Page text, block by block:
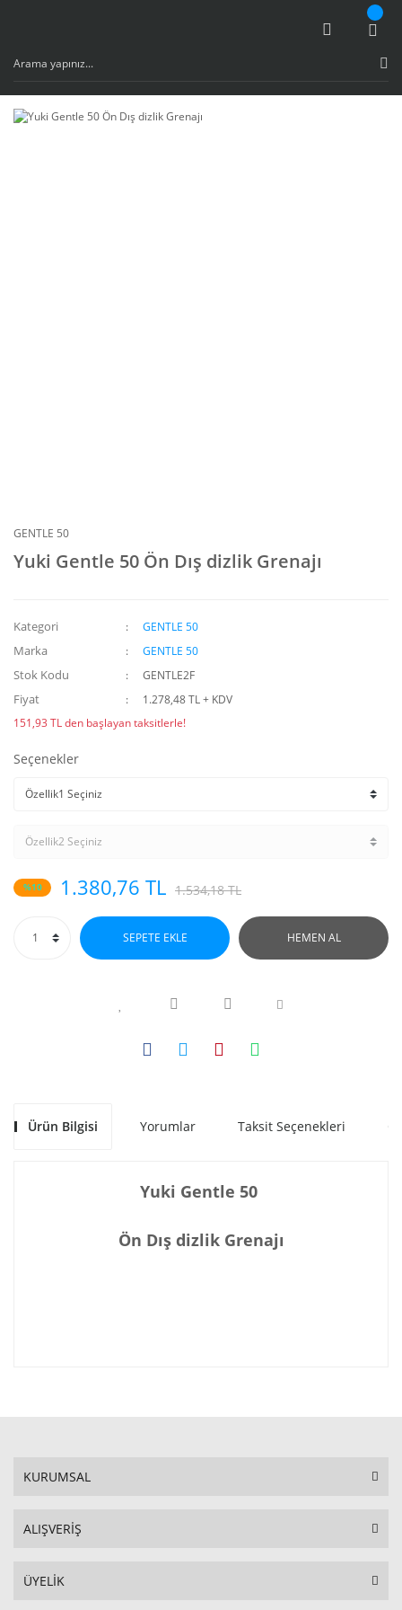
GENTLE 50
Yuki Gentle 50 Ön Dış dizlik Grenajı
Kategori GENTLE 50
Marka GENTLE 50
Stok Kodu GENTLE2F
Fiyat
1.278,48 TL + KDV
151,93 TL den başlayan taksitlerle!
Seçenekler
%10 1.380,76 TL 1.534,18 TL
SEPETE EKLE HEMEN AL
Ürün Bilgisi Yorumlar Taksit Seçenekleri
Yuki Gentle 50
Ön Dış dizlik Grenajı
KURUMSAL
ALIŞVERİŞ
ÜYELİK